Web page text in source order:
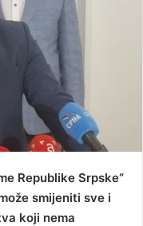
Republike Srpske“
smijeniti sve i
koji nema